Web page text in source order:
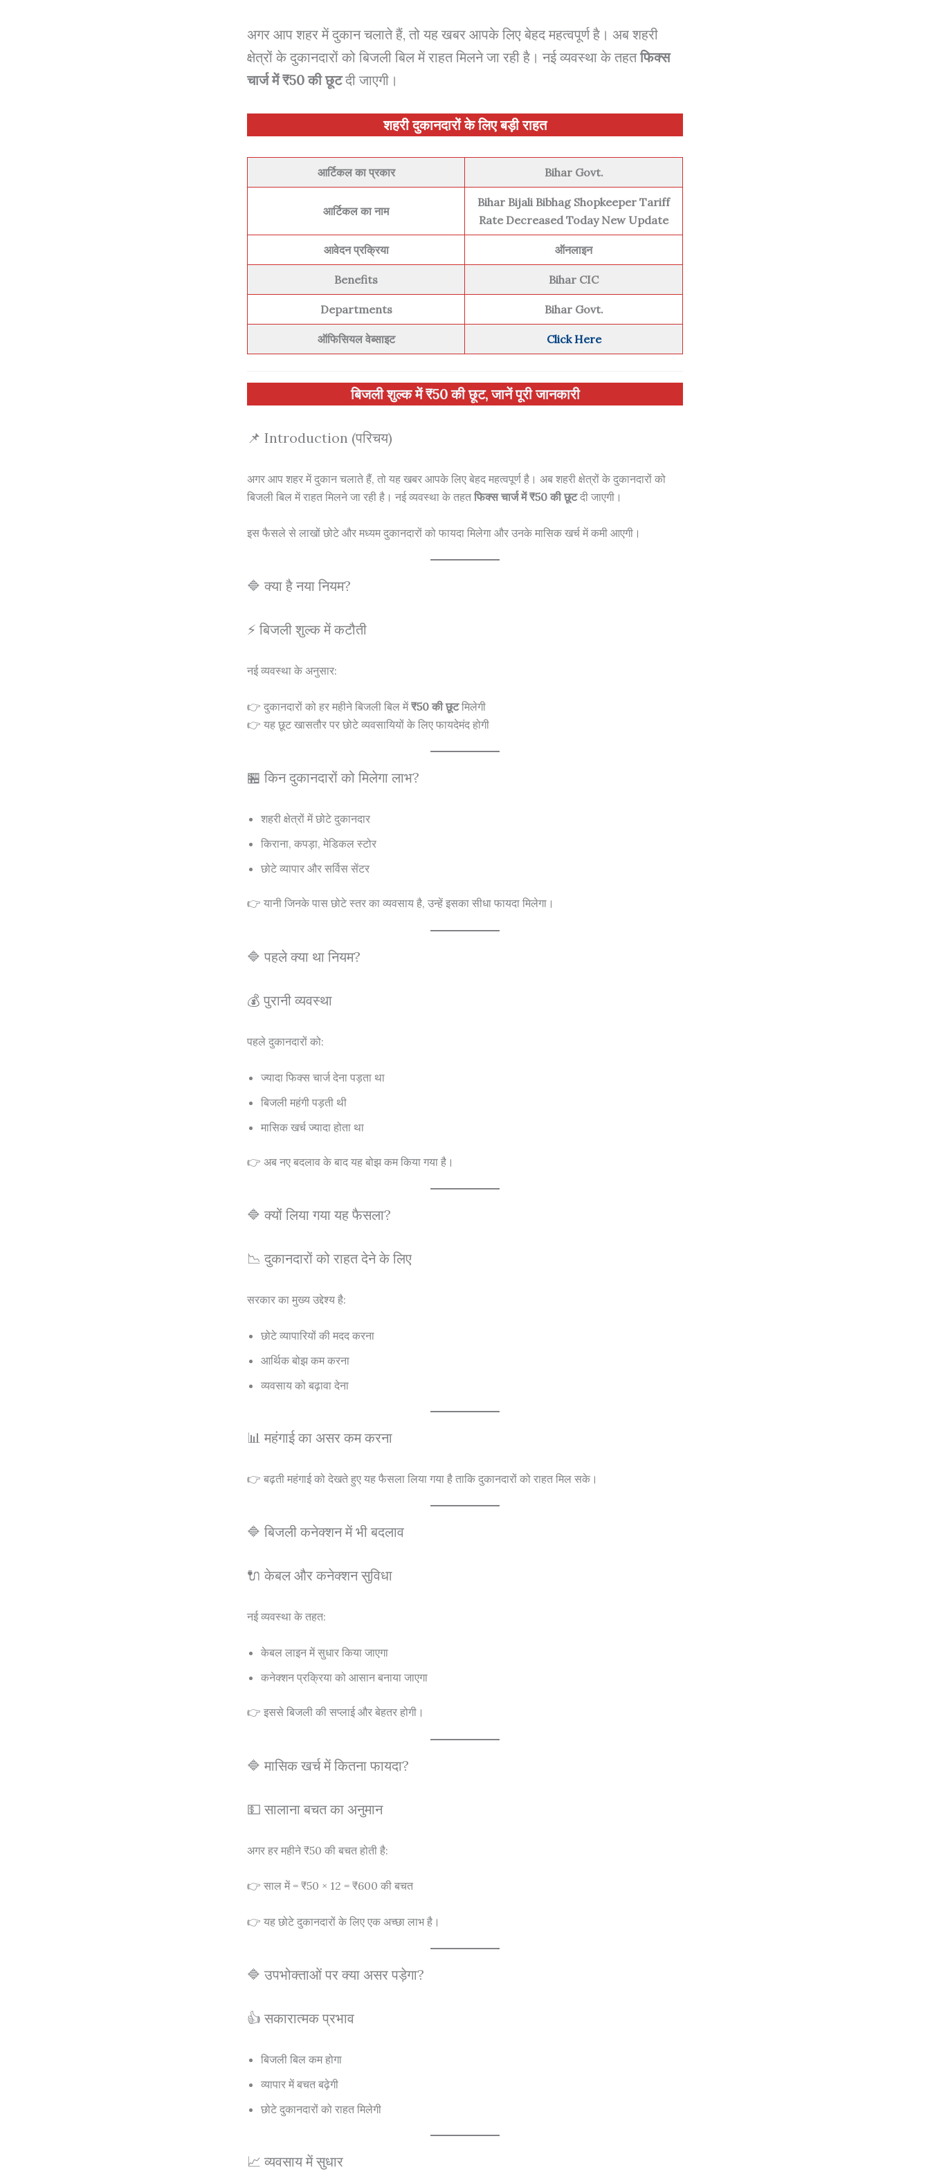
अगर आप शहर में दुकान चलाते हैं, तो यह खबर आपके लिए बेहद महत्वपूर्ण है। अब शहरी
क्षेत्रों के दुकानदारों को बिजली बिल में राहत मिलने जा रही है। नई व्यवस्था के तहतफिक्स
चार्ज में ₹50 की छूटदी जाएगी।
शहरी दुकानदारों के लिए बड़ी राहत
आर्टिकल का प्रकार Bihar Govt.
आर्टिकल का नाम
Bihar Bijali Bibhag Shopkeeper Tariff
Rate Decreased Today New Update
आवेदन प्रक्रिया ऑनलाइन
Benefits Bihar CIC
Departments Bihar Govt.
ऑफिसियल वेब्साइट Click Here
बिजली शुल्क में ₹50 की छूट, जानें पूरी जानकारी
📌 Introduction (परिचय)
अगर आप शहर में दुकान चलाते हैं, तो यह खबर आपके लिए बेहद महत्वपूर्ण है। अब शहरी क्षेत्रों के दुकानदारों को
बिजली बिल में राहत मिलने जा रही है। नई व्यवस्था के तहत फिक्स चार्ज में ₹50 की छूटदी जाएगी।
इस फैसले से लाखों छोटे और मध्यम दुकानदारों को फायदा मिलेगा और उनके मासिक खर्च में कमी आएगी।
🔷 क्या है नया नियम?
⚡ बिजली शुल्क में कटौती
नई व्यवस्था के अनुसार:
👉 दुकानदारों को हर महीने बिजली बिल में₹50 की छूटमिलेगी
👉 यह छूट खासतौर पर छोटे व्यवसायियों के लिए फायदेमंद होगी
🏪 किन दुकानदारों को मिलेगा लाभ?
शहरी क्षेत्रों में छोटे दुकानदार
किराना, कपड़ा, मेडिकल स्टोर
छोटे व्यापार और सर्विस सेंटर
👉 यानी जिनके पास छोटे स्तर का व्यवसाय है, उन्हें इसका सीधा फायदा मिलेगा।
🔷 पहले क्या था नियम?
💰 पुरानी व्यवस्था
पहले दुकानदारों को:
ज्यादा फिक्स चार्ज देना पड़ता था
बिजली महंगी पड़ती थी
मासिक खर्च ज्यादा होता था
👉 अब नए बदलाव के बाद यह बोझ कम किया गया है।
🔷 क्यों लिया गया यह फैसला?
📉 दुकानदारों को राहत देने के लिए
सरकार का मुख्य उद्देश्य है:
छोटे व्यापारियों की मदद करना
आर्थिक बोझ कम करना
व्यवसाय को बढ़ावा देना
📊 महंगाई का असर कम करना
👉 बढ़ती महंगाई को देखते हुए यह फैसला लिया गया है ताकि दुकानदारों को राहत मिल सके।
🔷 बिजली कनेक्शन में भी बदलाव
🔌 केबल और कनेक्शन सुविधा
नई व्यवस्था के तहत:
केबल लाइन में सुधार किया जाएगा
कनेक्शन प्रक्रिया को आसान बनाया जाएगा
👉 इससे बिजली की सप्लाई और बेहतर होगी।
🔷 मासिक खर्च में कितना फायदा?
💵 सालाना बचत का अनुमान
अगर हर महीने ₹50 की बचत होती है:
👉 साल में = ₹50 × 12 = ₹600 की बचत
👉 यह छोटे दुकानदारों के लिए एक अच्छा लाभ है।
🔷 उपभोक्ताओं पर क्या असर पड़ेगा?
👍 सकारात्मक प्रभाव
बिजली बिल कम होगा
व्यापार में बचत बढ़ेगी
छोटे दुकानदारों को राहत मिलेगी
📈 व्यवसाय में सुधार